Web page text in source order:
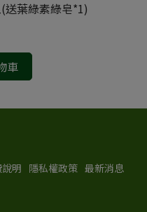
送葉綠素綠皂*1)
車
明 隱私權政策 最新消息